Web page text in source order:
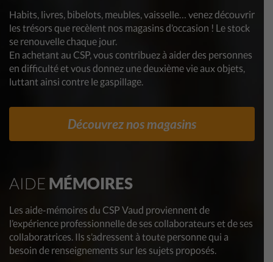
Habits, livres, bibelots, meubles, vaisselle… venez découvrir
les trésors que recèlent nos magasins d’occasion ! Le stock
se renouvelle chaque jour.
En achetant au CSP, vous contribuez à aider des personnes
en difficulté et vous donnez une deuxième vie aux objets,
luttant ainsi contre le gaspillage.
Découvrez nos magasins
AIDE MÉMOIRES
Les aide-mémoires du CSP Vaud proviennent de
l’expérience professionnelle de ses collaborateurs et de ses
collaboratrices. Ils s’adressent à toute personne qui a
besoin de renseignements sur les sujets proposés.